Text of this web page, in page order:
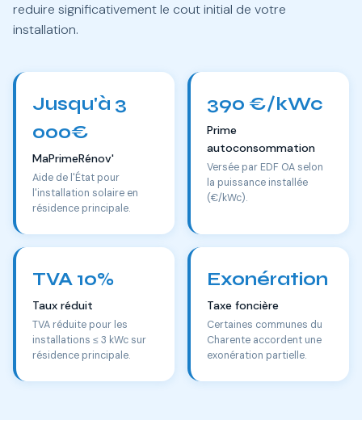
reduire significativement le cout initial de votre
installation.
Jusqu'à 3
000€
MaPrimeRénov'
Aide de l'État pour
l'installation solaire en
résidence principale.
390 €/kWc
Prime
autoconsommation
Versée par EDF OA selon
la puissance installée
(€/kWc).
TVA 10%
Taux réduit
TVA réduite pour les
installations ≤ 3 kWc sur
résidence principale.
Exonération
Taxe foncière
Certaines communes du
Charente accordent une
exonération partielle.